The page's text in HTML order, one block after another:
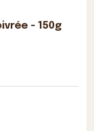
- 150g